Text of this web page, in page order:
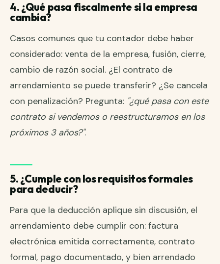
4. ¿Qué pasa fiscalmente si la empresa
cambia?
Casos comunes que tu contador debe haber
considerado: venta de la empresa, fusión, cierre,
cambio de razón social. ¿El contrato de
arrendamiento se puede transferir? ¿Se cancela
con penalización? Pregunta: "¿qué pasa con este
contrato si vendemos o reestructuramos en los
próximos 3 años?".
5. ¿Cumple con los requisitos formales
para deducir?
Para que la deducción aplique sin discusión, el
arrendamiento debe cumplir con: factura
electrónica emitida correctamente, contrato
formal, pago documentado, y bien arrendado